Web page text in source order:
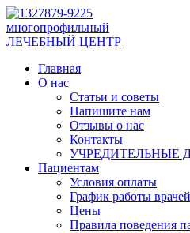
многопрофильный
ЛЕЧЕБНЫЙ ЦЕНТР
Главная
О нас
Статьи и советы
Напишите нам
Отзывы о нас
Контакты
УЧРЕДИТЕЛЬНЫЕ
Пациентам
Условия оплаты
График работы врачей
Цены
Правила поведения